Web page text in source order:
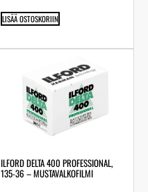
LISÄÄ OSTOSKORIIN
ILFORD DELTA 400 PROFESSIONAL,
135-36 – MUSTAVALKOFILMI